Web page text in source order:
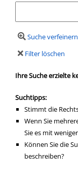
Suche
Filter löschen
Ihre Suche erzielte
Suchtipps:
Stimmt die
Wenn Sie
Sie es mit
Können Sie die
beschreiben?